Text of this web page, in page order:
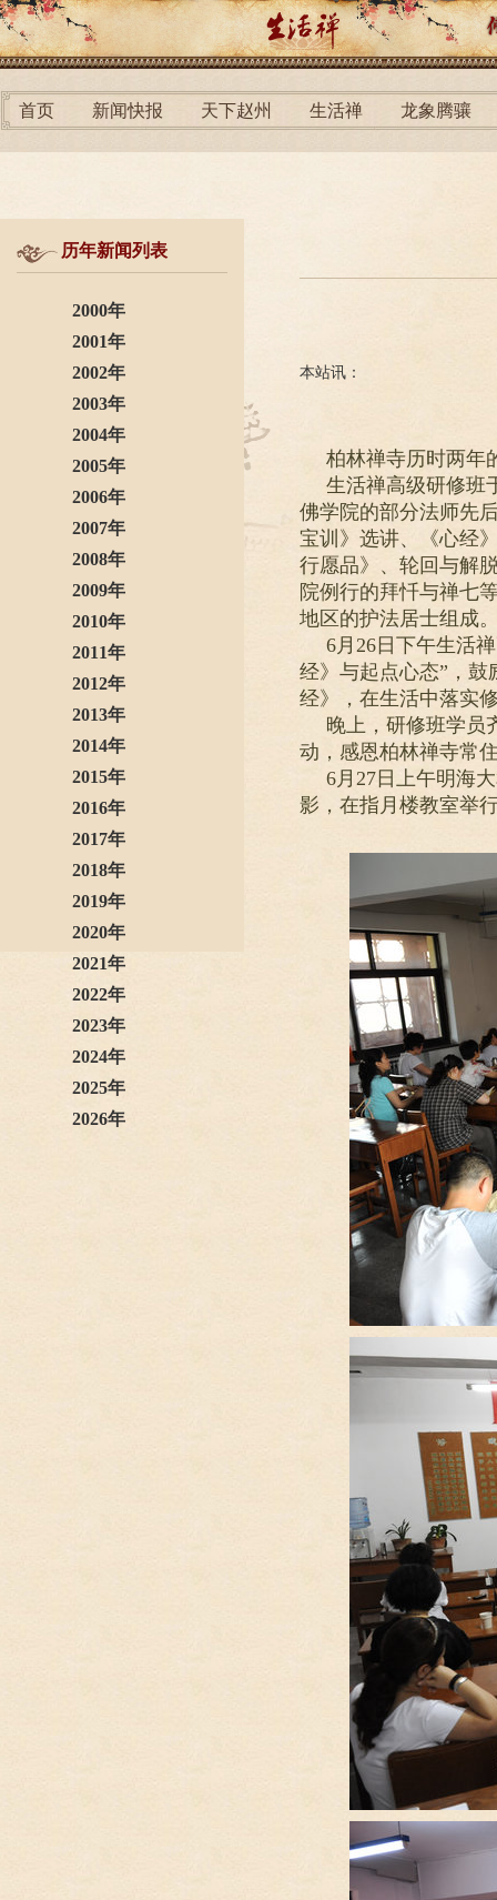
首页 新闻快报 天下赵州 生活禅 龙象腾骧
历年新闻列表
2000年
2001年
2002年
2003年
2004年
2005年
2006年
2007年
2008年
2009年
2010年
2011年
2012年
2013年
2014年
2015年
2016年
2017年
2018年
2019年
2020年
2021年
2022年
2023年
2024年
2025年
2026年
本站讯：
柏林禅寺历时两年
生活禅高级研修班
佛学院的部分法师先
宝训》选讲、《心经
行愿品》、轮回与解
院例行的拜忏与禅七
地区的护法居士组成
6月26日下午生活
经》与起点心态”，
经》，在生活中落实
晚上，研修班学员
动，感恩柏林禅寺常
6月27日上午明海
影，在指月楼教室举